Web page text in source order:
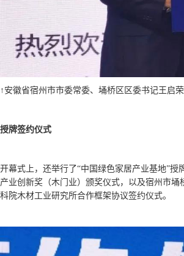
↑安徽省宿州市市委常委、埇桥区区委书记王启荣
授牌签约仪式
开幕式上，还举行了“中国绿色家居产业基地”授
产业创新奖（木门业）颁奖仪式，以及宿州市
科院木材工业研究所合作框架协议签约仪式。